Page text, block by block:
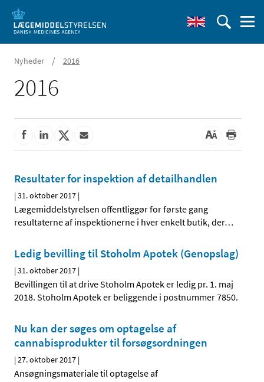
Nyheder / 2016
2016
Resultater for inspektion af detailhandlen
|31. oktober 2017 |
Lægemiddelstyrelsen offentliggør for første gang
resultaterne af inspektionerne i hver enkelt butik, der…
Ledig bevilling til Stoholm Apotek (Genopslag)
|31. oktober 2017 |
Bevillingen til at drive Stoholm Apotek er ledig pr. 1. maj
2018. Stoholm Apotek er beliggende i postnummer 7850.
Nu kan der søges om optagelse af
cannabisprodukter til forsøgsordningen
|27. oktober 2017 |
Ansøgningsmateriale til optagelse af